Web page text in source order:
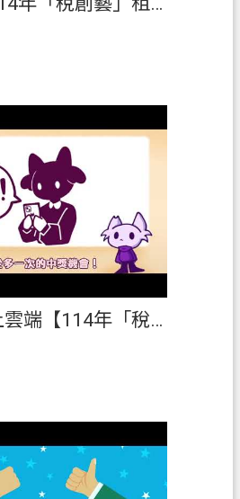
發票也能上雲端【114年「稅創藝」租稅短片創作競賽】第2名